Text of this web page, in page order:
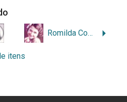
Romilda Conte Pilla
itens